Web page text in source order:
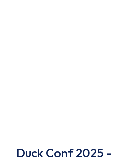
Duck Conf 2025 -